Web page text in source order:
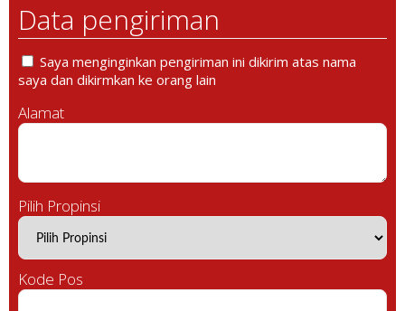
Data pengiriman
Saya menginginkan pengiriman ini dikirim atas nama
saya dan dikirmkan ke orang lain
Alamat
Pilih Propinsi
Kode Pos